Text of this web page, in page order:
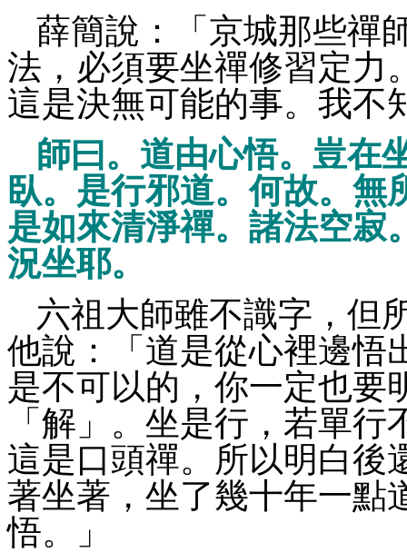
薛簡說：「京城那些禪
法，必須要坐禪修習定力
這是決無可能的事。我不
師曰。道由心悟。豈在
臥。是行邪道。何故。無
是如來清淨禪。諸法空寂
況坐耶。
六祖大師雖不識字，但
他說：「道是從心裡邊悟
是不可以的，你一定也要
「解」。坐是行，若單
這是口頭禪。所以明白後
著坐著，坐了幾十年一點
悟。」